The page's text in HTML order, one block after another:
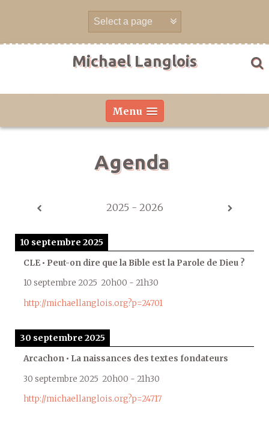
Michael Langlois
Menu
Agenda
2025 - 2026
10 septembre 2025
CLE • Peut-on dire que la Bible est la Parole de Dieu ?
10 septembre 2025 20h00 - 21h30
http://michaellanglois.org?p=24701
30 septembre 2025
Arcachon • La naissances des textes fondateurs
30 septembre 2025 20h00 - 21h30
http://michaellanglois.org?p=24717